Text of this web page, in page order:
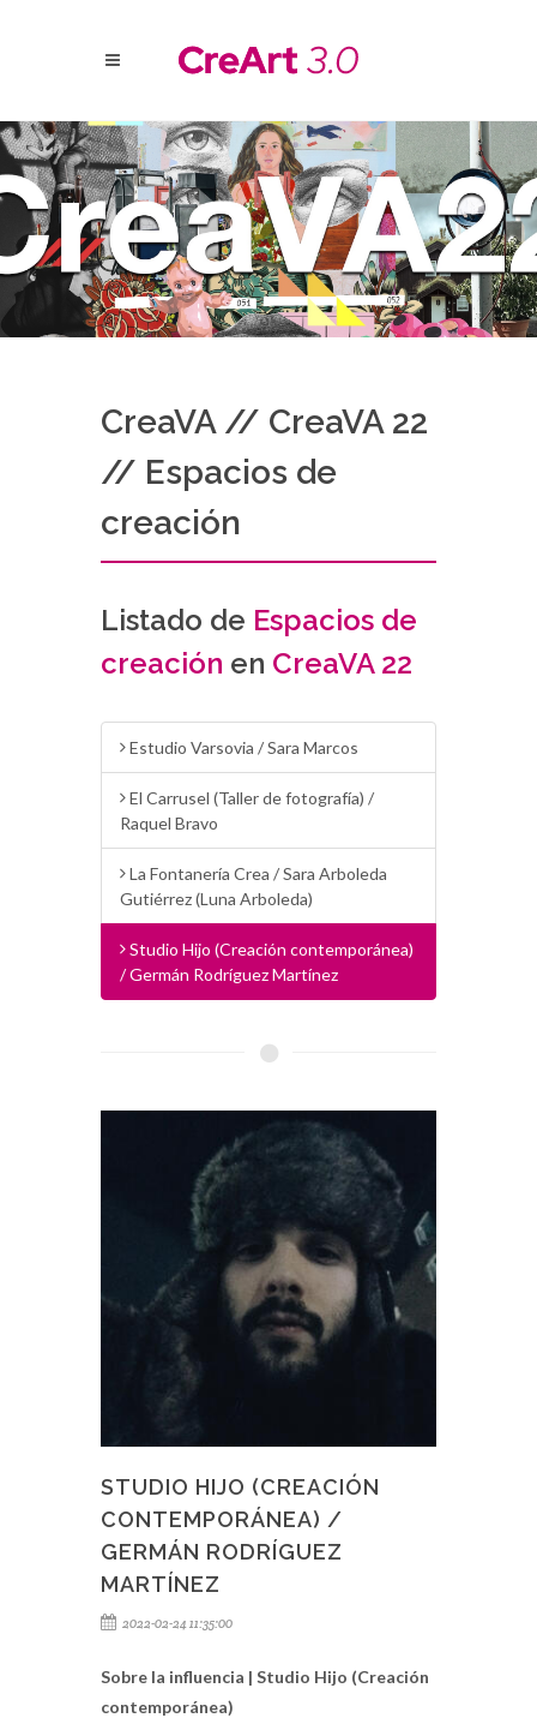
CreaVA // CreaVA 22
// Espacios de
creación
Listado de Espacios de
creación en CreaVA 22
Estudio Varsovia / Sara Marcos
El Carrusel (Taller de fotografía) /
Raquel Bravo
La Fontanería Crea / Sara Arboleda
Gutiérrez (Luna Arboleda)
Studio Hijo (Creación contemporánea)
/ Germán Rodríguez Martínez
STUDIO HIJO (CREACIÓN
CONTEMPORÁNEA) /
GERMÁN RODRÍGUEZ
MARTÍNEZ
2022-02-24 11:35:00
Sobre la influencia | Studio Hijo (Creación
contemporánea)